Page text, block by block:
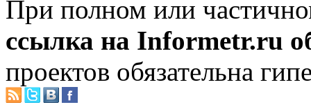
При полном или
ссылка на Informetr.ru
проектов обязательна